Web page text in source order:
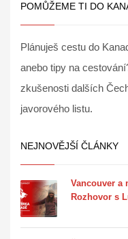
POMŮŽEME TI DO
Plánuješ cestu do
anebo tipy na
zkušenosti dalších
javorového listu.
NEJNOVĚJŠÍ ČLÁNKY
Vancouver a
Rozhovor s